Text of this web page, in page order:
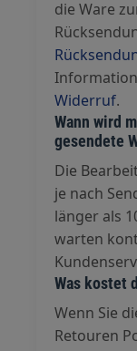
die Ware
Widerruf.
Wann wird
gesendete
Die
je nach
länger als
warten
Was kostet
Wenn Sie
Retouren